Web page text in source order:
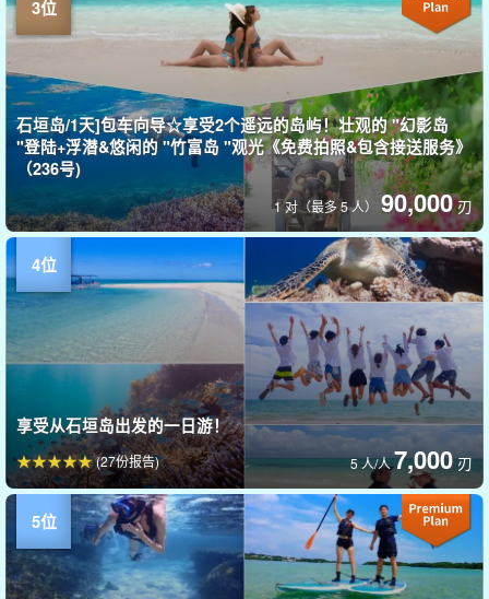
石垣岛/1天]包车向导☆享受2个遥远的岛屿！壮观的 "幻影岛
"登陆+浮潜&悠闲的 "竹富岛 "观光《免费拍照&包含接送服务》
（236号)
1 对（最多 5 人） 90,000 刃
享受从石垣岛出发的一日游！
5 人/人7,000 刃
(27份报告)